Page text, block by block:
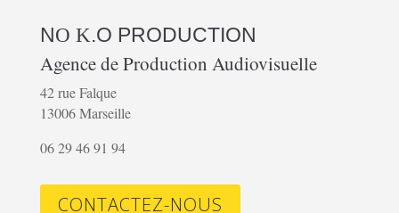
NO K.O PRODUCTION
Agence de Production Audiovisuelle
42 rue Falque
13006 Marseille
06 29 46 91 94
CONTACTEZ-NOUS